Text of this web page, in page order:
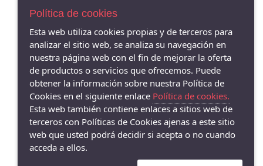
ENVÍOS Y DEVOLUCIONES
POLÍTICA DE PRIVACIDAD
Barbu2 Shoes Córdoba - Avenida de la Viñuela, 1, 14010 Córdoba,
CÓRDOBA - 14010 (Córdoba)
607503737
Política de cookies
Esta web utiliza cookies propias y de terceros para
analizar el sitio web, se analiza su navegación en
nuestra página web con el fin de mejorar la oferta
de productos o servicios que ofrecemos. Puede
obtener la información sobre nuestra Política de
Cookies en el siguiente enlace Política de cookies.
Esta web también contiene enlaces a sitios web de
terceros con Políticas de Cookies ajenas a este sitio
web que usted podrá decidir si acepta o no cuando
acceda a ellos.